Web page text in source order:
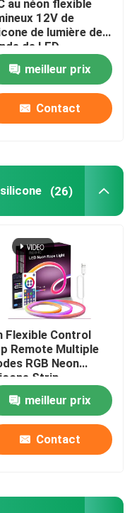
de LED
au néon flexible
12V de
de lumière de
de LED
meilleur prix
Contact
(26)
Flexible Control
Remote Multiple
RGB Neon
Strip
meilleur prix
Contact